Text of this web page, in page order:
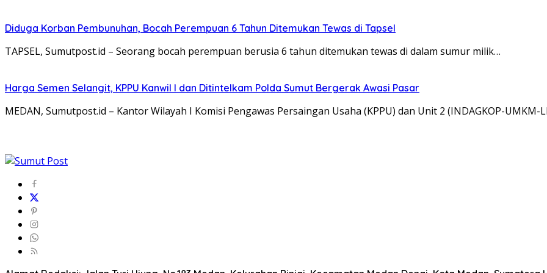
Diduga Korban Pembunuhan, Bocah Perempuan 6 Tahun Ditemukan Tewas di Tapsel
TAPSEL, Sumutpost.id – Seorang bocah perempuan berusia 6 tahun ditemukan tewas di dalam sumur milik…
Harga Semen Selangit, KPPU Kanwil I dan Ditintelkam Polda Sumut Bergerak Awasi Pasar
MEDAN, Sumutpost.id – Kantor Wilayah I Komisi Pengawas Persaingan Usaha (KPPU) dan Unit 2 (INDAGKOP-UMKM-